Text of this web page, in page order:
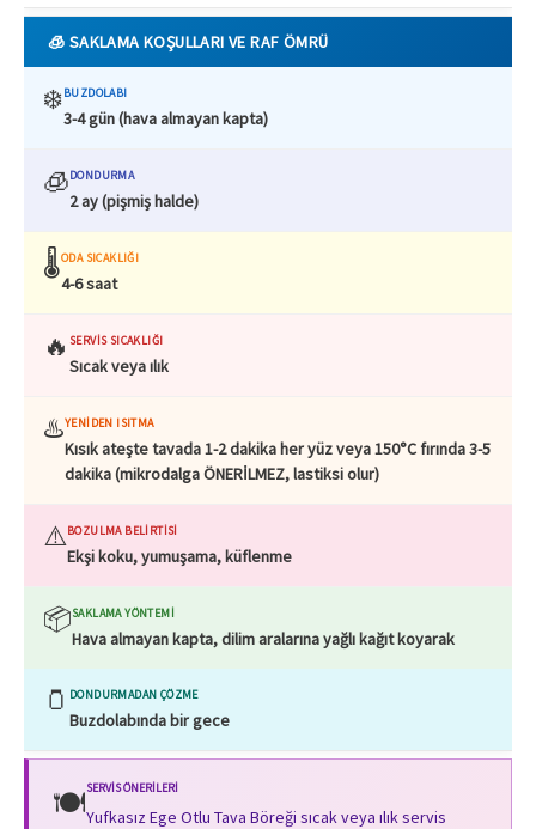
🧊 SAKLAMA KOŞULLARI VE RAF ÖMRÜ
❄️BUZDOLABI
3-4 gün (hava almayan kapta)
🧊DONDURMA
2 ay (pişmiş halde)
🌡️ODA SICAKLIĞI
4-6 saat
🔥 SERVIS SICAKLIĞI
Sıcak veya ılık
♨️YENIDEN ISITMA
Kısık ateşte tavada 1-2 dakika her yüz veya 150°C fırında 3-5
dakika (mikrodalga ÖNERİLMEZ, lastiksi olur)
⚠️BOZULMA BELIRTISI
Ekşi koku, yumuşama, küflenme
📦SAKLAMA YÖNTEMI
Hava almayan kapta, dilim aralarına yağlı kağıt koyarak
🫙 DONDURMADAN ÇÖZME
Buzdolabında bir gece
🍽️SERVIS ÖNERILERI
Yufkasız Ege Otlu Tava Böreği sıcak veya ılık servis